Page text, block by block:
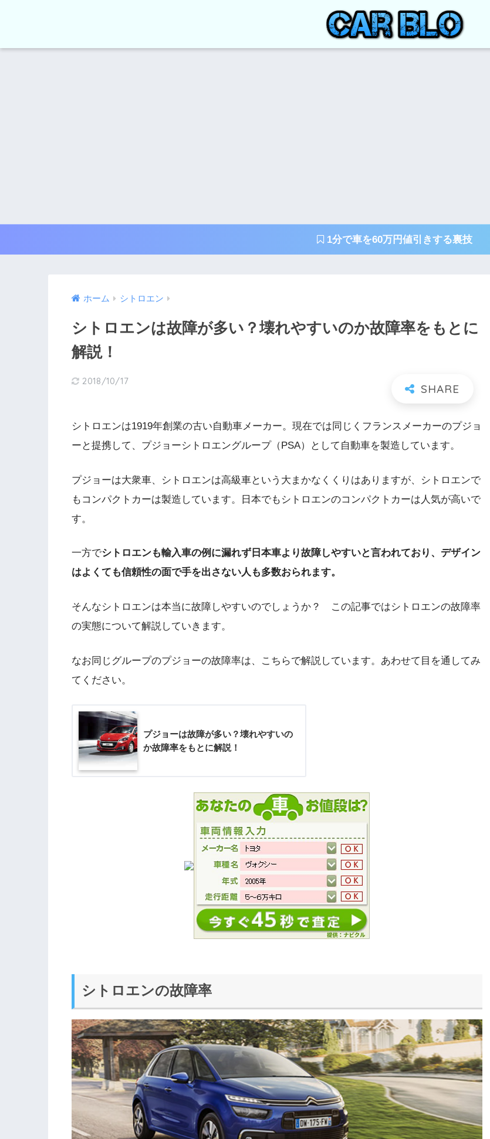
1分で車を60万円値引きする裏技
ホーム シトロエン
シトロエンは故障が多い？壊れやすいのか故障率をもとに
解説！
2018/10/17
シトロエンは1919年創業の古い自動車メーカー。現在では同じくフランスメーカーのプジョ
ーと提携して、プジョーシトロエングループ（PSA）として自動車を製造しています。
プジョーは大衆車、シトロエンは高級車という大まかなくくりはありますが、シトロエンで
もコンパクトカーは製造しています。日本でもシトロエンのコンパクトカーは人気が高いで
す。
一方でシトロエンも輸入車の例に漏れず日本車より故障しやすいと言われており、デザイン
はよくても信頼性の面で手を出さない人も多数おられます。
そんなシトロエンは本当に故障しやすいのでしょうか？ この記事ではシトロエンの故障率
の実態について解説していきます。
なお同じグループのプジョーの故障率は、こちらで解説しています。あわせて目を通してみ
てください。
プジョーは故障が多い？壊れやすいの
か故障率をもとに解説！
シトロエンの故障率